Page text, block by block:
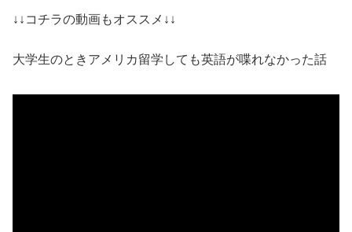
↓↓コチラの動画もオススメ↓↓
大学生のときアメリカ留学しても英語が喋れなかった話